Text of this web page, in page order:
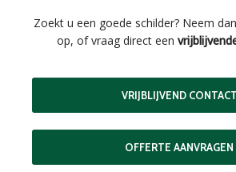
Zoekt u een goede schilder? Neem
op, of vraag direct een
VRIJBLIJVEND CONTACT
OFFERTE AANVRAGEN